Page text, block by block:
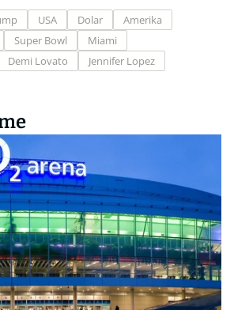
USA Dolar
Amerika
Super Bowl
Miami
Demi Lovato Jennifer Lopez